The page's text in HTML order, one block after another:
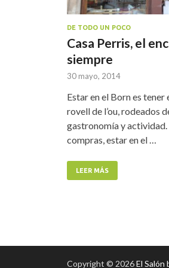
DE TODO UN POCO
Casa Perris, el
siempre
30 mayo, 2014
Estar en el Born es tener
rovell de l’ou, rodeados
gastronomía y actividad.
compras, estar en el …
LEER MÁS
Copyright © 2026El Salón